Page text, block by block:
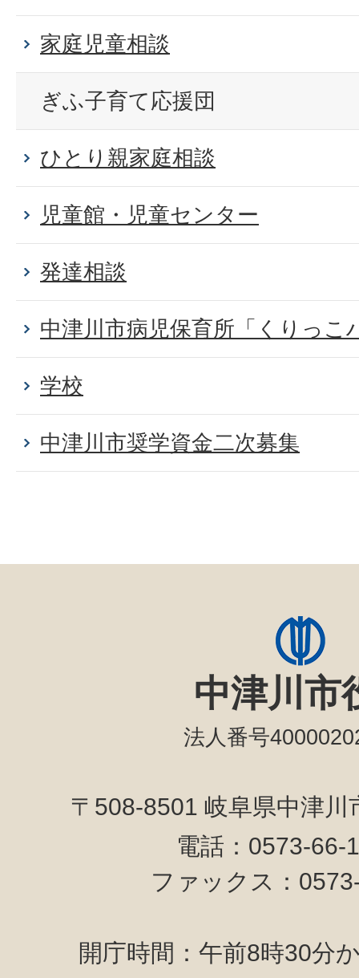
家庭児童相談
ぎふ子育て応援団
ひとり親家庭相談
児童館・児童センター
発達相談
中津川市病児保育所「くりっこ
学校
中津川市奨学資金二次募集
中津川市
法人番号
〒508-8501 岐阜県中津
電話：0573-
ファックス：
開庁時間：午前8時30分